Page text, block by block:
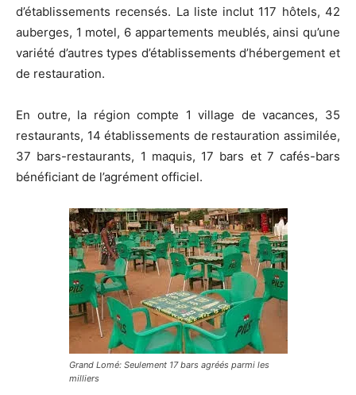
d’établissements recensés. La liste inclut 117 hôtels, 42
auberges, 1 motel, 6 appartements meublés, ainsi qu’une
variété d’autres types d’établissements d’hébergement et
de restauration.
En outre, la région compte 1 village de vacances, 35
restaurants, 14 établissements de restauration assimilée,
37 bars-restaurants, 1 maquis, 17 bars et 7 cafés-bars
bénéficiant de l’agrément officiel.
Grand Lomé: Seulement 17 bars agréés parmi les
milliers